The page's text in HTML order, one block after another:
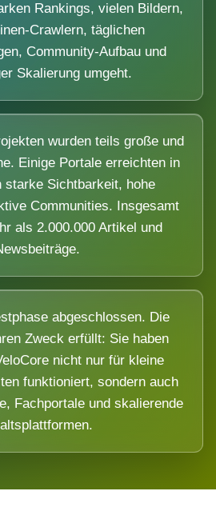
Rankings, vielen Bildern,
Crawlern, täglichen
Community-Aufbau und
Skalierung umgeht.
wurden teils große und
Einige Portale erreichten in
starke Sichtbarkeit, hohe
Communities. Insgesamt
als 2.000.000 Artikel und
abgeschlossen. Die
Zweck erfüllt: Sie haben
nicht nur für kleine
funktioniert, sondern auch
Fachportale und skalierende